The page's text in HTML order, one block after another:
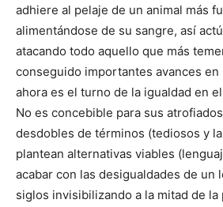
adhiere al pelaje de un animal más
alimentándose de su sangre, así
atacando todo aquello que más
conseguido importantes avances en
ahora es el turno de la igualdad en
No es concebible para sus
desdobles de términos (tediosos y
plantean alternativas viables
acabar con las desigualdades de un
siglos invisibilizando a la mitad de la